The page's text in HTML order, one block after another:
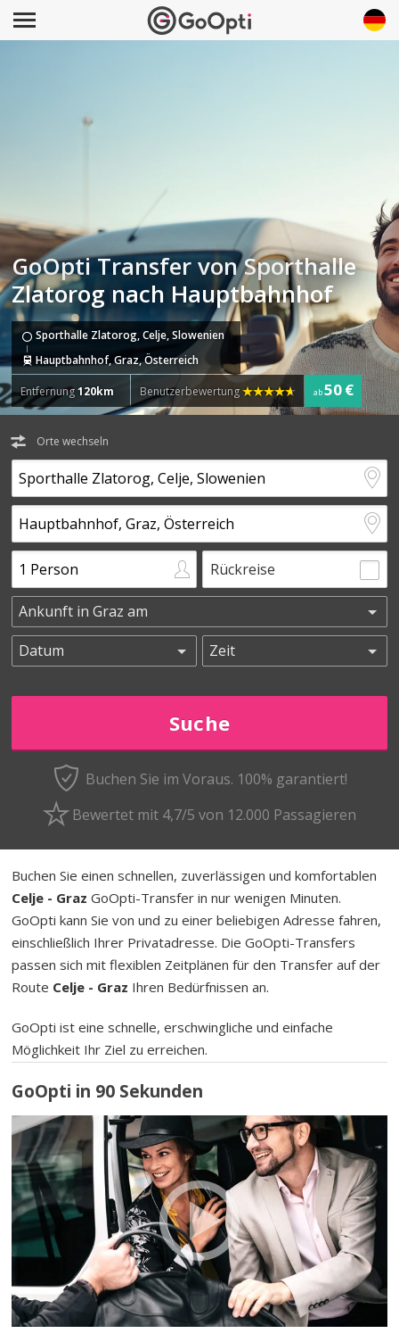
GoOpti Transfer von Sporthalle
Zlatorog nach Hauptbahnhof
Sporthalle Zlatorog, Celje, Slowenien
Hauptbahnhof, Graz, Österreich
Entfernung120km Benutzerbewertung ab50 €
Orte wechseln
Rückreise
Buchen Sie im Voraus. 100% garantiert!
Bewertet mit 4,7/5 von 12.000 Passagieren
Buchen Sie einen schnellen, zuverlässigen und komfortablen
Celje - Graz GoOpti-Transfer in nur wenigen Minuten.
GoOpti kann Sie von und zu einer beliebigen Adresse fahren,
einschließlich Ihrer Privatadresse. Die GoOpti-Transfers
passen sich mit flexiblen Zeitplänen für den Transfer auf der
Route Celje - Graz Ihren Bedürfnissen an.
GoOpti ist eine schnelle, erschwingliche und einfache
Möglichkeit Ihr Ziel zu erreichen.
GoOpti in 90 Sekunden